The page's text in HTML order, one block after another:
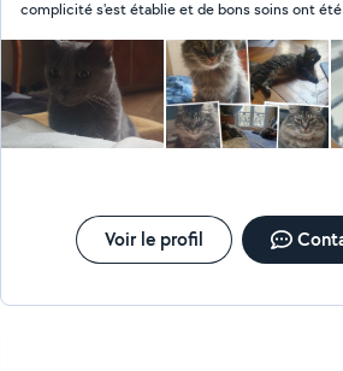
complicité s'est établie et de bons soins ont été
Voir le profil